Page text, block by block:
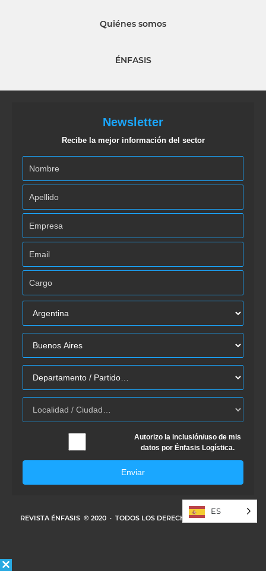
Quiénes somos
ÉNFASIS
Newsletter
Recibe la mejor información del sector
Autorizo la inclusión/uso de mis
datos por Énfasis Logística.
Enviar
REVISTA ÉNFASIS © 2020 · TODOS LOS DERECHOS RESERVADOS
ES